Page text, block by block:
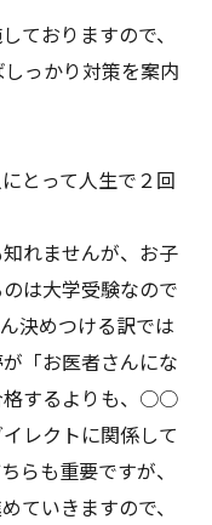
ておりますので、
っかり対策を案内
とって人生で２回
れませんが、お子
は大学受験なので
決めつける訳では
「お医者さんにな
格するよりも、○○
レクトに関係して
らも重要ですが、
ていきますので、